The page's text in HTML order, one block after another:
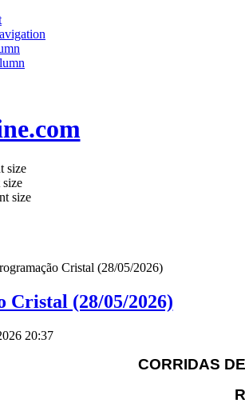
Cristal (28/05/2026)
Cristal (28/05/2026)
20:37
CORRIDAS